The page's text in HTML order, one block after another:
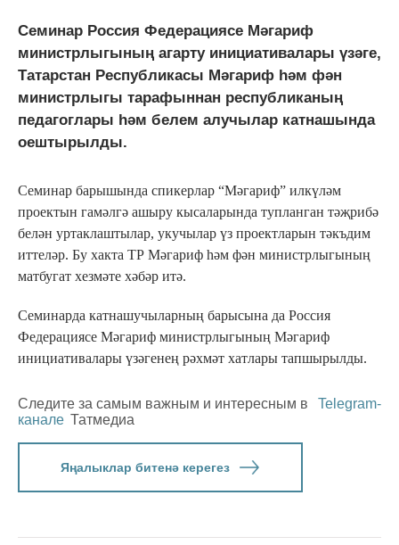
Семинар Россия Федерациясе Мәгариф
министрлыгының агарту инициативалары үзәге,
Татарстан Республикасы Мәгариф һәм фән
министрлыгы тарафыннан республиканың
педагоглары һәм белем алучылар катнашында
оештырылды.
Семинар барышында спикерлар “Мәгариф” илкүләм
проектын гамәлгә ашыру кысаларында тупланган тәҗрибә
белән уртаклаштылар, укучылар үз проектларын тәкъдим
иттеләр. Бу хакта ТР Мәгариф һәм фән министрлыгының
матбугат хезмәте хәбәр итә.
Семинарда катнашучыларның барысына да Россия
Федерациясе Мәгариф министрлыгының Мәгариф
инициативалары үзәгенең рәхмәт хатлары тапшырылды.
Следите за самым важным и интересным в
Telegram-
канале Татмедиа
Яңалыклар битенә керегез